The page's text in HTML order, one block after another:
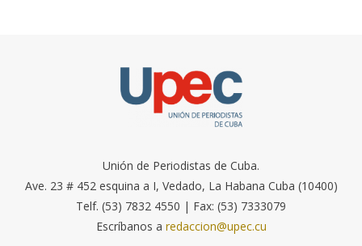
Unión de Periodistas de Cuba.
Ave. 23 # 452 esquina a I, Vedado, La Habana Cuba (10400)
Telf. (53) 7832 4550 | Fax: (53) 7333079
Escríbanos a redaccion@upec.cu